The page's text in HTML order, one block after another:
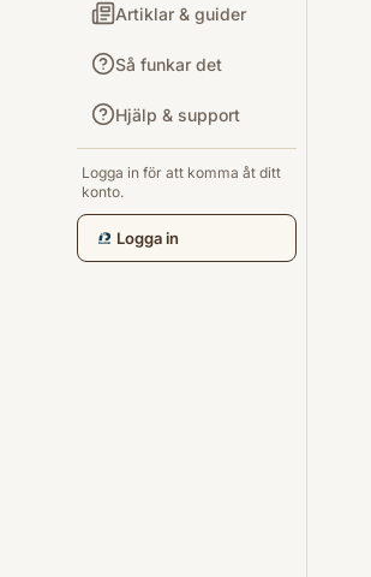
Artiklar & guider
Så funkar det
Hjälp & support
Logga in för att komma åt ditt
konto.
Logga in